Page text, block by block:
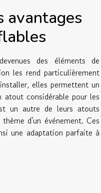
avantages
des éléments de
les rend particulièrement
elles permettent un
considérable pour les
un autre de leurs atouts
d'un événement. Ces
une adaptation parfaite à